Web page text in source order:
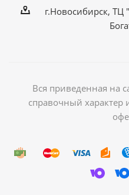
г.Новосибирск,
Вся приведенная на
справочный характер